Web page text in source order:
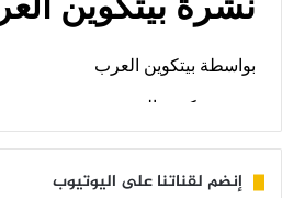
إنضم لقناتنا على اليوتيوب